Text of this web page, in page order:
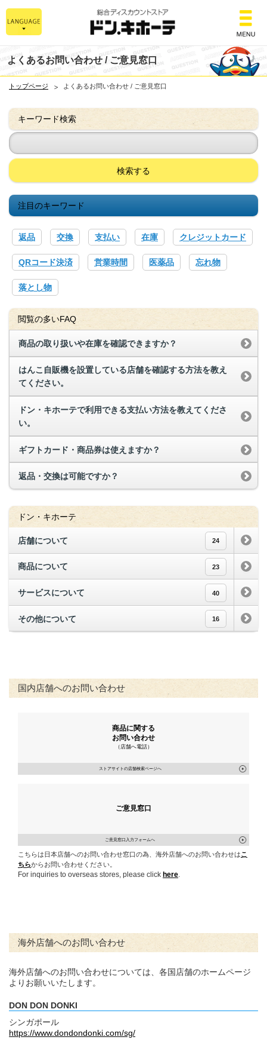
総合ディスカウン
よくあるお問い合わせ / ご意見窓口
トップページ よくあるお問い合わせ / ご意見窓口
キーワード検索
検索する
注目のキーワード
返品 交換 支払い 在庫 クレジットカード
QRコード決済 営業時間 医薬品 忘れ物
落とし物
閲覧の多いFAQ
商品の取り扱いや在庫を確認できますか？
はんこ自販機を設置している店舗を確認する方法を教え
てください。
ドン・キホーテで利用できる支払い方法を教えてくださ
い。
ギフトカード・商品券は使えますか？
返品・交換は可能ですか？
ドン・キホーテ
店舗について 24
商品について 23
サービスについて 40
その他について 16
国内店舗へのお問い合わせ
商品に関する
お問い合わせ
（店舗へ電話）
ストアサイトの店舗検索ページへ
ご意見窓口
ご意見窓口入力フォームへ
こちらは日本店舗へのお問い合わせ窓口の為、海外店舗へのお問い合わせはこ
ちらからお問い合わせください。
For inquiries to overseas stores, please click here.
海外店舗へのお問い合わせ
海外店舗へのお問い合わせについては、各国店舗のホームページ
よりお願いいたします。
DON DON DONKI
シンガポール
https://www.dondondonki.com/sg/